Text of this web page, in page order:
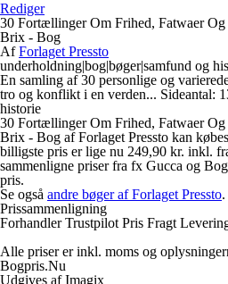
Rediger
30 Fortællinger Om Frihed, Fatwaer
Brix - Bog
AfForlaget Pressto
underholdning|bog|bøger|samfund og
En samling af 30 personlige og
tro og konflikt i en verden... Sideantal:
historie
30 Fortællinger Om Frihed, Fatwaer
Brix - Bog af Forlaget Pressto kan
billigste pris er lige nu 249,90 kr. inkl.
sammenligne priser fra fx Gucca og
pris.
Se også andre bøger af Forlaget Pressto.
Prissammenligning
Forhandler Trustpilot Pris Fragt
Alle priser er inkl. moms og
Bogpris.Nu
Udgives af Imagix